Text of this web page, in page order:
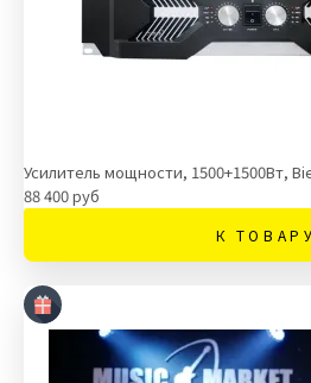
Усилитель мощности, 1500+1500Вт,
88 400 руб
К ТОВАРУ